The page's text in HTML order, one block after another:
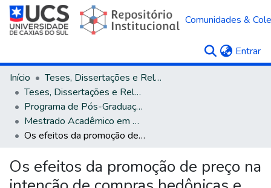
Comunidades &
Entrar
Início
Teses, Dissertações e Relatórios
Teses, Dissertações e Relatórios defendidos na UCS
Programa de Pós-Graduação em Administração
Mestrado Acadêmico em Administração
Os efeitos da promoção de preço na intenção de compras hedônicas e utilitárias nas gerações Y e Z
Os efeitos da promoção de preço na